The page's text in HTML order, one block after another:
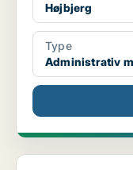
Højbjerg
Type
Administrativ